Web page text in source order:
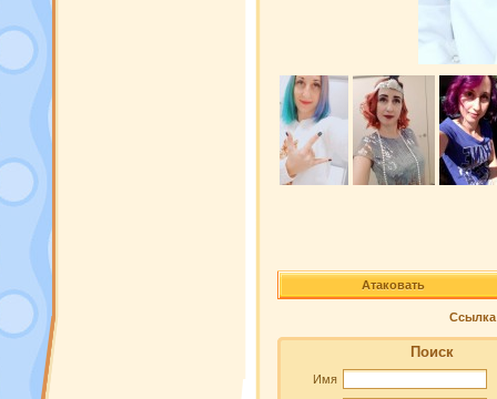
Атаковать
Ссылка
Поиск
Имя